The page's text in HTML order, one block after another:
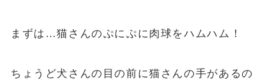
まずは…猫さんのぷにぷに肉球をハムハム！
ちょうど犬さんの目の前に猫さんの手があるの